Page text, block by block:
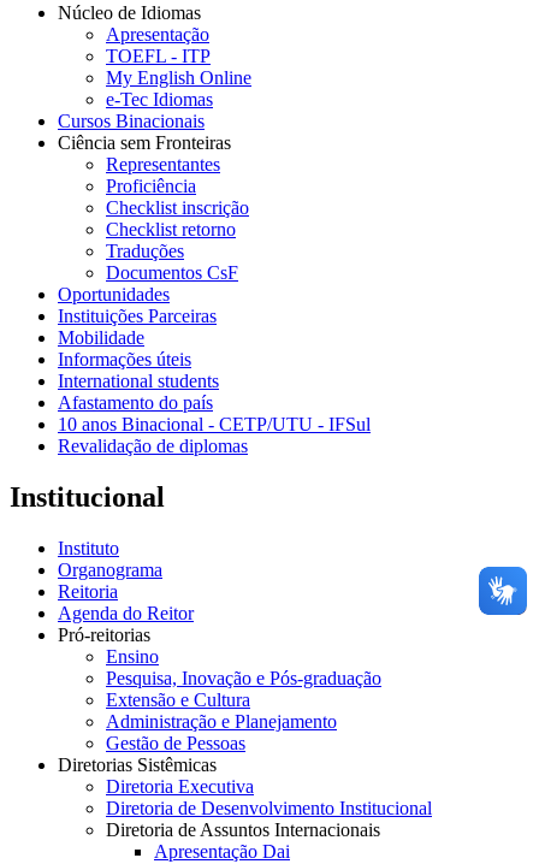
Núcleo de Idiomas
Apresentação
TOEFL - ITP
My English Online
e-Tec Idiomas
Cursos Binacionais
Ciência sem Fronteiras
Representantes
Proficiência
Checklist inscrição
Checklist retorno
Traduções
Documentos CsF
Oportunidades
Instituições Parceiras
Mobilidade
Informações úteis
International students
Afastamento do país
10 anos Binacional - CETP/UTU - IFSul
Revalidação de diplomas
Institucional
Instituto
Organograma
Reitoria
Agenda do Reitor
Pró-reitorias
Ensino
Pesquisa, Inovação e Pós-graduação
Extensão e Cultura
Administração e Planejamento
Gestão de Pessoas
Diretorias Sistêmicas
Diretoria Executiva
Diretoria de Desenvolvimento Institucional
Diretoria de Assuntos Internacionais
Apresentação Dai